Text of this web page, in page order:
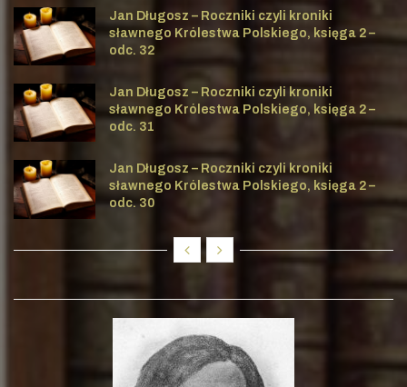
Jan Długosz – Roczniki czyli kroniki
sławnego Królestwa Polskiego, księga 2 –
odc. 32
Jan Długosz – Roczniki czyli kroniki
sławnego Królestwa Polskiego, księga 2 –
odc. 31
Jan Długosz – Roczniki czyli kroniki
sławnego Królestwa Polskiego, księga 2 –
odc. 30